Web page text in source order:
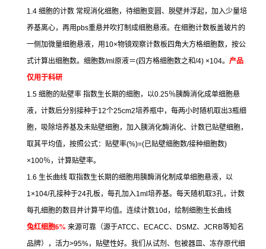
1.4 细胞的计数 常规消化细胞，待细胞变圆、脱壁并浮起，加入少量培
养基离心，再用pbs重悬并吹打制成细胞悬液。在细胞计数板盖玻片的
一侧加微量细胞悬液，用 10×物镜观察计数板四角大方格细胞数，按公
式计算出细胞数。细胞数/ml 原液＝(四方格细胞数之和/4) ×104。 产品
仅用于科研
1.5 细胞的贴壁率 指数生长期的细胞，以0.25％胰酶消化成单细胞悬
液，计数后分别接种于12个25cm2培养瓶中，每两小时随机取出3瓶细
胞，吸除培养基及未贴壁细胞，加入胰消化酶消化、计数已贴壁细胞，
取其平均值，按照公式：贴壁率(%)=(已贴壁细胞数/接种细胞数)
×100％，计算贴壁率。
1.6 生长曲线 取指数生长期的细胞用胰酶消化制成单细胞悬液，以
1×104/孔接种于24孔板，每孔加入1ml 培养基。每天随机取3孔，计数
每孔细胞的数目并计算平均值。连续计数10d ，绘制细胞生长曲线
兔红细胞6% 来源可靠（源于ATCC、 ECACC、 DSMZ、 JCRB等知名
品牌），活力>95%，贴壁性好。我们从试剂、包被器皿、冻存原代细